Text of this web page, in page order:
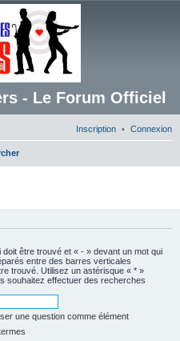
- Le Forum Officiel
Connexion
Inscription
être trouvé et « - » devant un mot qui
entre des barres verticales
trouvé. Utilisez un astérisque « * »
souhaitez effectuer des recherches
une question comme élément